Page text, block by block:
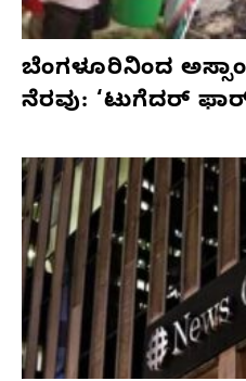
ಬೆಂಗಳೂರಿನಿಂದ ಅಸ್ಸಾಂ
ನೆರವು: ‘ಟುಗೆದರ್